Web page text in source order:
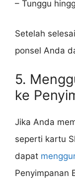
– Tunggu
Setelah
ponsel Anda
5.
ke
Jika Anda
seperti kartu
dapat
Penyimpanan